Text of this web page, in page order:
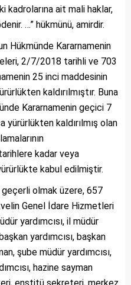
kadrolarına ait mali haklar,
…” hükmünü, amirdir.
Hükmünde Kararnamenin
2/7/2018 tarihli ve 703
25 inci maddesinin
kaldırılmıştır. Buna
Kararnamenin geçici 7
yürürlükten kaldırılmış olan
kadar veya
kabul edilmiştir.
olmak üzere, 657
Genel İdare Hizmetleri
yardımcısı, il müdür
yardımcısı, başkan
şube müdür yardımcısı,
hazine sayman